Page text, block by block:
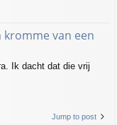
kromme van een
Ik dacht dat die vrij
Jump to post